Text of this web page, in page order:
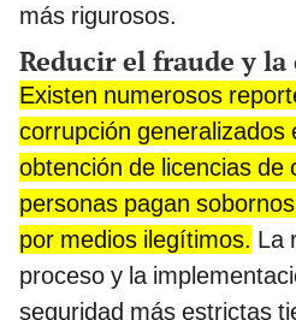
más rigurosos.
Reducir el fraude y
Existen numerosos
corrupción generalizados
obtención de licencias de
personas pagan
por medios ilegítimos. La
proceso y la
seguridad más estrictas